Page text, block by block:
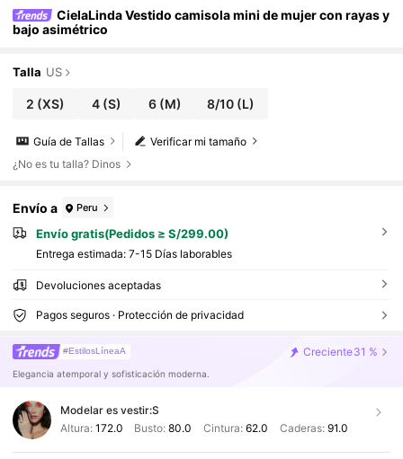
CielaLinda Vestido camisola mini de mujer con rayas y
bajo asimétrico
Talla US
2 (XS) 4(S) 6(M) 8/10 (L)
Verificar mi tamaño
Guía de Tallas
¿No es tu talla? Dinos
Envío a Peru
Envío gratis(Pedidos ≥ S/299.00)
Entrega estimada: 7-15 Días laborables
Devoluciones aceptadas
Pagos seguros · Protección de privacidad
#EstilosLíneaA Creciente31 %
Elegancia atemporal y sofisticación moderna.
Modelar es vestir:S
Altura: 172.0 Busto:80.0 Cintura: 62.0 Caderas: 91.0